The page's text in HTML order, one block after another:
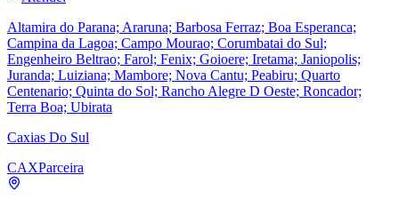
Altamira do Parana; Araruna; Barbosa Ferraz; Boa Esperanca;
Campina da Lagoa; Campo Mourao; Corumbatai do Sul;
Engenheiro Beltrao; Farol; Fenix; Goioere; Iretama; Janiopolis;
Juranda; Luiziana; Mambore; Nova Cantu; Peabiru; Quarto
Centenario; Quinta do Sol; Rancho Alegre D Oeste; Roncador;
Terra Boa; Ubirata
Caxias Do Sul
CAXParceira